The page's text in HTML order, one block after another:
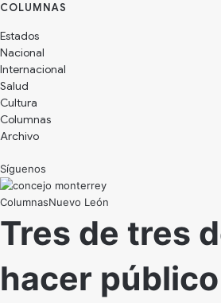
Estados
Nacional
Internacional
Salud
Cultura
Archivo
Síguenos
Nuevo León
Tres de tres
hacer